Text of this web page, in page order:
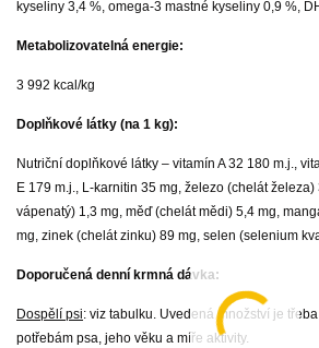
kyseliny 3,4 %, omega-3 mastné kyseliny 0,9 %,
Metabolizovatelná energie:
3 992 kcal/kg
Doplňkové látky (na 1 kg):
Nutriční doplňkové látky – vitamín A 32 180 m.j.,
E 179 m.j., L-karnitin 35 mg, železo (chelát
vápenatý) 1,3 mg, měď (chelát mědi) 5,4 mg,
mg, zinek (chelát zinku) 89 mg, selen (selenium
Doporučená denní krmná dávka:
Dospělí psi: viz tabulku. Uvedená množství je
potřebám psa, jeho věku a míře aktivity.